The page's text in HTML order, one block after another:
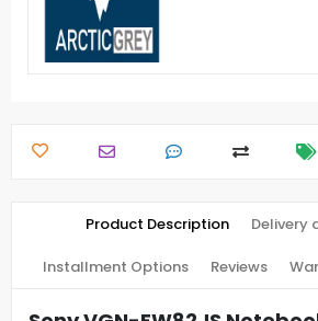
Product Description Delivery
Installment Options Reviews